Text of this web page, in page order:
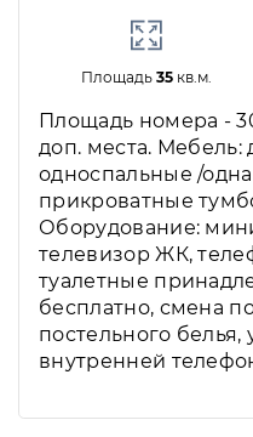
Площадь 35кв.м.
Площадь номера -
доп. места. Мебель:
односпальные /
прикроватные
Оборудование:
телевизор ЖК,
туалетные
бесплатно, смена
постельного белья,
внутренней